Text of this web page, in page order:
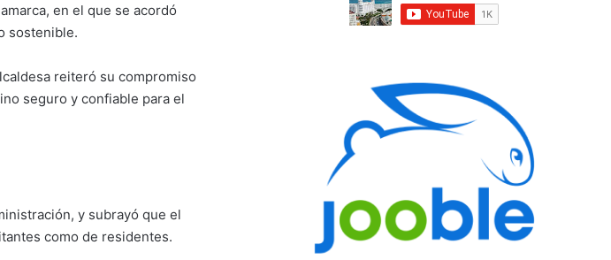
en el que se acordó
sostenible.
reiteró su compromiso
seguro y confiable para el
y subrayó que el
como de residentes.